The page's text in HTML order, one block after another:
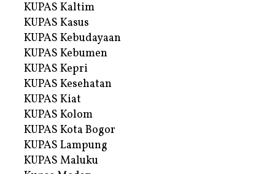
KUPAS Kaltim
KUPAS Kasus
KUPAS Kebudayaan
KUPAS Kebumen
KUPAS Kepri
KUPAS Kesehatan
KUPAS Kiat
KUPAS Kolom
KUPAS Kota Bogor
KUPAS Lampung
KUPAS Maluku